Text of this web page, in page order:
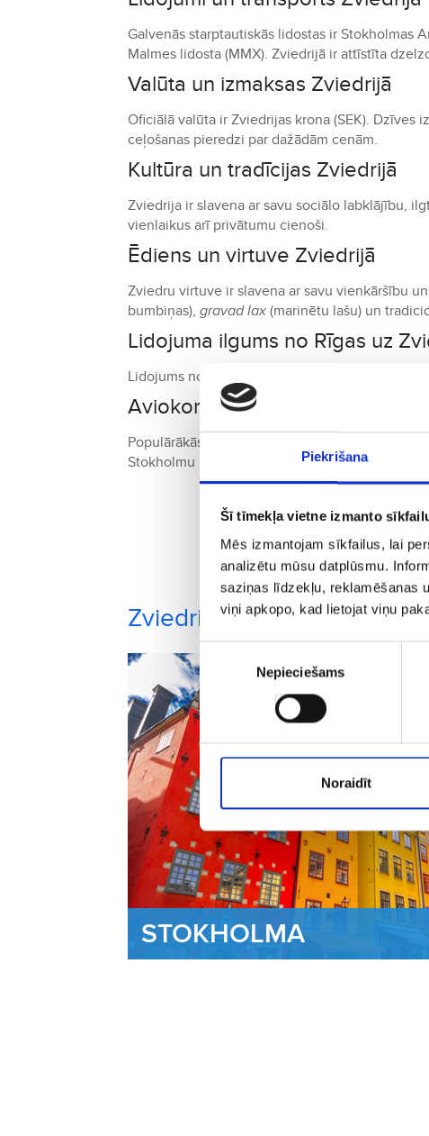
Piekrišana
Šī tīmekļa vietne izmanto
Mēs izmantojam sīkfailus, lai
analizētu mūsu datplūsmu.
saziņas līdzekļu, reklamēšanas
viņi apkopo, kad lietojat viņu
izvēle
Nepieciešams
Noraidīt
Galvenās starptautiskās lidostas ir Stokholmas
Malmes lidosta (MMX). Zviedrijā ir attīstīta
Valūta un izmaksas Zviedrijā
Oficiālā valūta ir Zviedrijas krona (SEK). Dzīves
ceļošanas pieredzi par dažādām cenām.
Kultūra un tradīcijas Zviedrijā
Zviedrija ir slavena ar savu sociālo labklājību,
vienlaikus arī privātumu cienoši.
Ēdiens un virtuve Zviedrijā
Zviedru virtuve ir slavena ar savu vienkāršību
bumbiņas), gravad lax (marinētu lašu) un
Lidojuma ilgums no Rīgas uz
Lidojums no Rīgas uz Stokholmu ilgst aptuveni 1
Aviokompānijas un savienojumi
Populārākās aviokompānijas, kas lido uz
Stokholmu un citām pilsētām.
Rezervējiet
Zviedrija pilsētas, kuras
STOKHOLMA